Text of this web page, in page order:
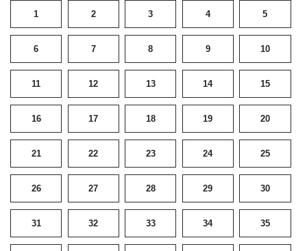
1 2 3 4 5
6 7 8 9 10
11 12 13 14 15
16 17 18 19 20
21 22 23 24 25
26 27 28 29 30
31 32 33 34 35